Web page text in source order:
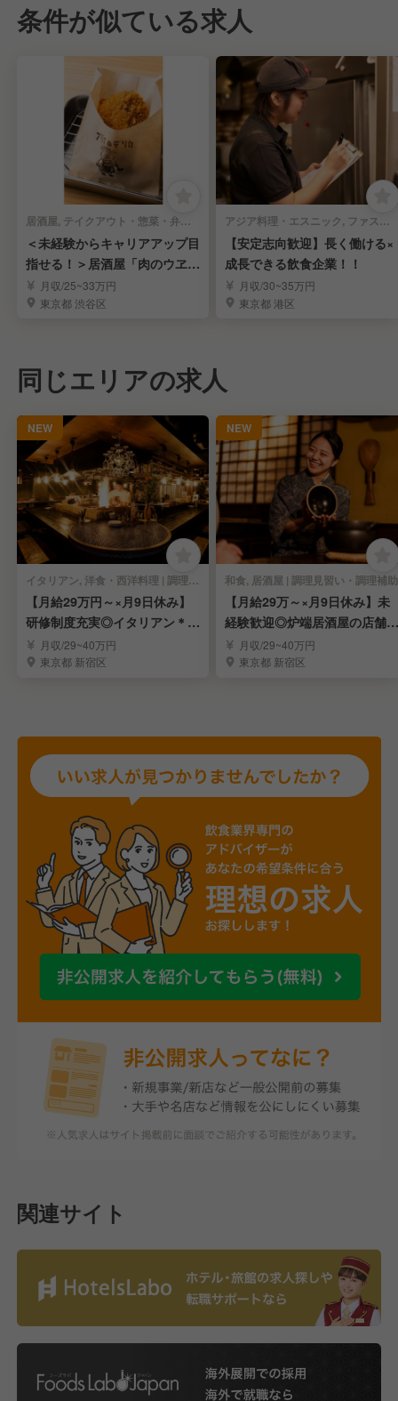
条件が似ている求人
居酒屋, テイクアウト・惣菜・弁当屋 | 調理見習い・調理補助
＜未経験からキャリアアップ目
指せる！＞居酒屋「肉のウヱ
キ」の若手STAFF
月収/25~33万円
東京都 渋谷区
アジア料理・エスニック, ファストフード | 調理見習い・調理補助
【安定志向歓迎】長く働ける×
成長できる飲食企業！！
月収/30~35万円
東京都 港区
同じエリアの求人
NEW
イタリアン, 洋食・西洋料理 | 調理見習い・調理補助
【月給29万円～×月9日休み】
研修制度充実◎イタリアン＊店
舗スタッフ募集
月収/29~40万円
東京都 新宿区
NEW
和食, 居酒屋 | 調理見習い・調理補助
【月給29万～×月9日休み】未
経験歓迎◎炉端居酒屋の店舗ス
タッフ募集！
月収/29~40万円
東京都 新宿区
関連サイト